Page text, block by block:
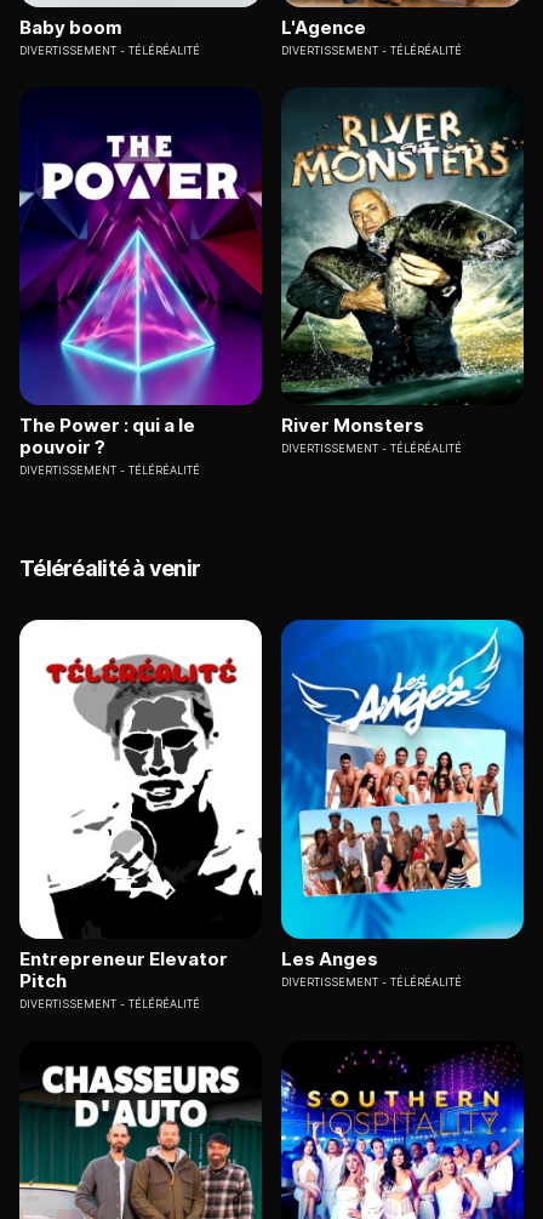
Baby boom
DIVERTISSEMENT TÉLÉRÉALITÉ
L'Agence
DIVERTISSEMENT TÉLÉRÉALITÉ
The Power : qui a le
pouvoir ?
DIVERTISSEMENT TÉLÉRÉALITÉ
River Monsters
DIVERTISSEMENT TÉLÉRÉALITÉ
Téléréalité à venir
Entrepreneur Elevator
Pitch
DIVERTISSEMENT TÉLÉRÉALITÉ
Les Anges
DIVERTISSEMENT TÉLÉRÉALITÉ